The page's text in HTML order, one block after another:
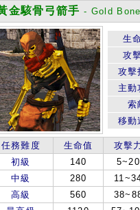
金駭骨弓箭手 - Gold
生
攻
攻擊
主動
索
移動
任務難度 生命值
攻擊
初級
140
5~20
中級
280
高級
560